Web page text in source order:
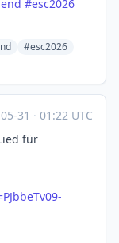
#esc2026
#esc2026
31 · 01:22 UTC
für
v09-